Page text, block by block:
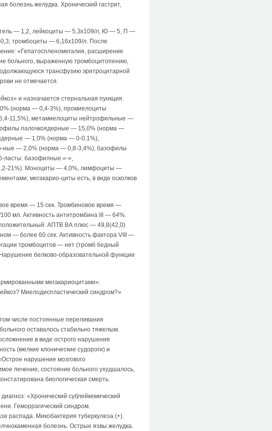
болезнь желудка. Хронический гастрит,
— 1,2, лейкоциты — 5,Зх109/л, Ю — 5, П —
тромбоциты — 6,16х109/л. После
«Гепатоспленомегалия, расширение
больного, выраженную тромбоцитопению,
трансфузию эритроцитарной
не отмечается.
и назначается стернальная пункция.
(норма — 0,4-3%), промиелоциты
11,5%), метамиелоциты нейтрофильные —
палочкоядерные — 15,0% (норма —
— 1,0% (норма — 0-0,1%),
ные — 2,0% (норма — 0,8-3,4%), базофилы
ласты: базофилные «-»,
21%). Моноциты — 4,0%, лимфоциты —
мегакарио-циты есть, в виде осколков
время — 15 сек. Тромбиновое время —
мл. Активность антитромбина III — 64%.
АПТВ ВА плюс — 49,8(42,0)
— более 60 сек. Активность фактора VIII —
тромбоцитов — нет (тромб бедный
белково-образовательной функции
мегакариоцитами».
Миелодиспластический синдром?»
числе постоянные переливания
оставалось стабильно тяжелым.
в виде острого нарушения
(мелкие клонические судороги) и
нарушение мозгового
лечение, состояние больного ухудшалось,
биологическая смерть.
«Хронический сублейкемический
Геморрагический синдром.
распада. Микобактерия туберкулеза (+).
болезнь. Острые язвы желудка.